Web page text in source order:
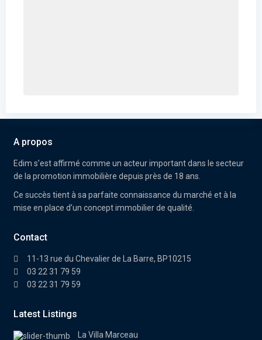
A propos
Edim s’est affirmé comme un acteur important dans le secteur
de la promotion immobilière depuis près de 18 ans.
Ce succès tient à sa parfaite connaissance du marché et à la
mise en place d’un concept immobilier de qualité.
Contact
11-13 rue du Chevalier de La Barre, BP10215
03 22 31 79 59
03 22 31 79 59
Latest Listings
La Villa Marceau